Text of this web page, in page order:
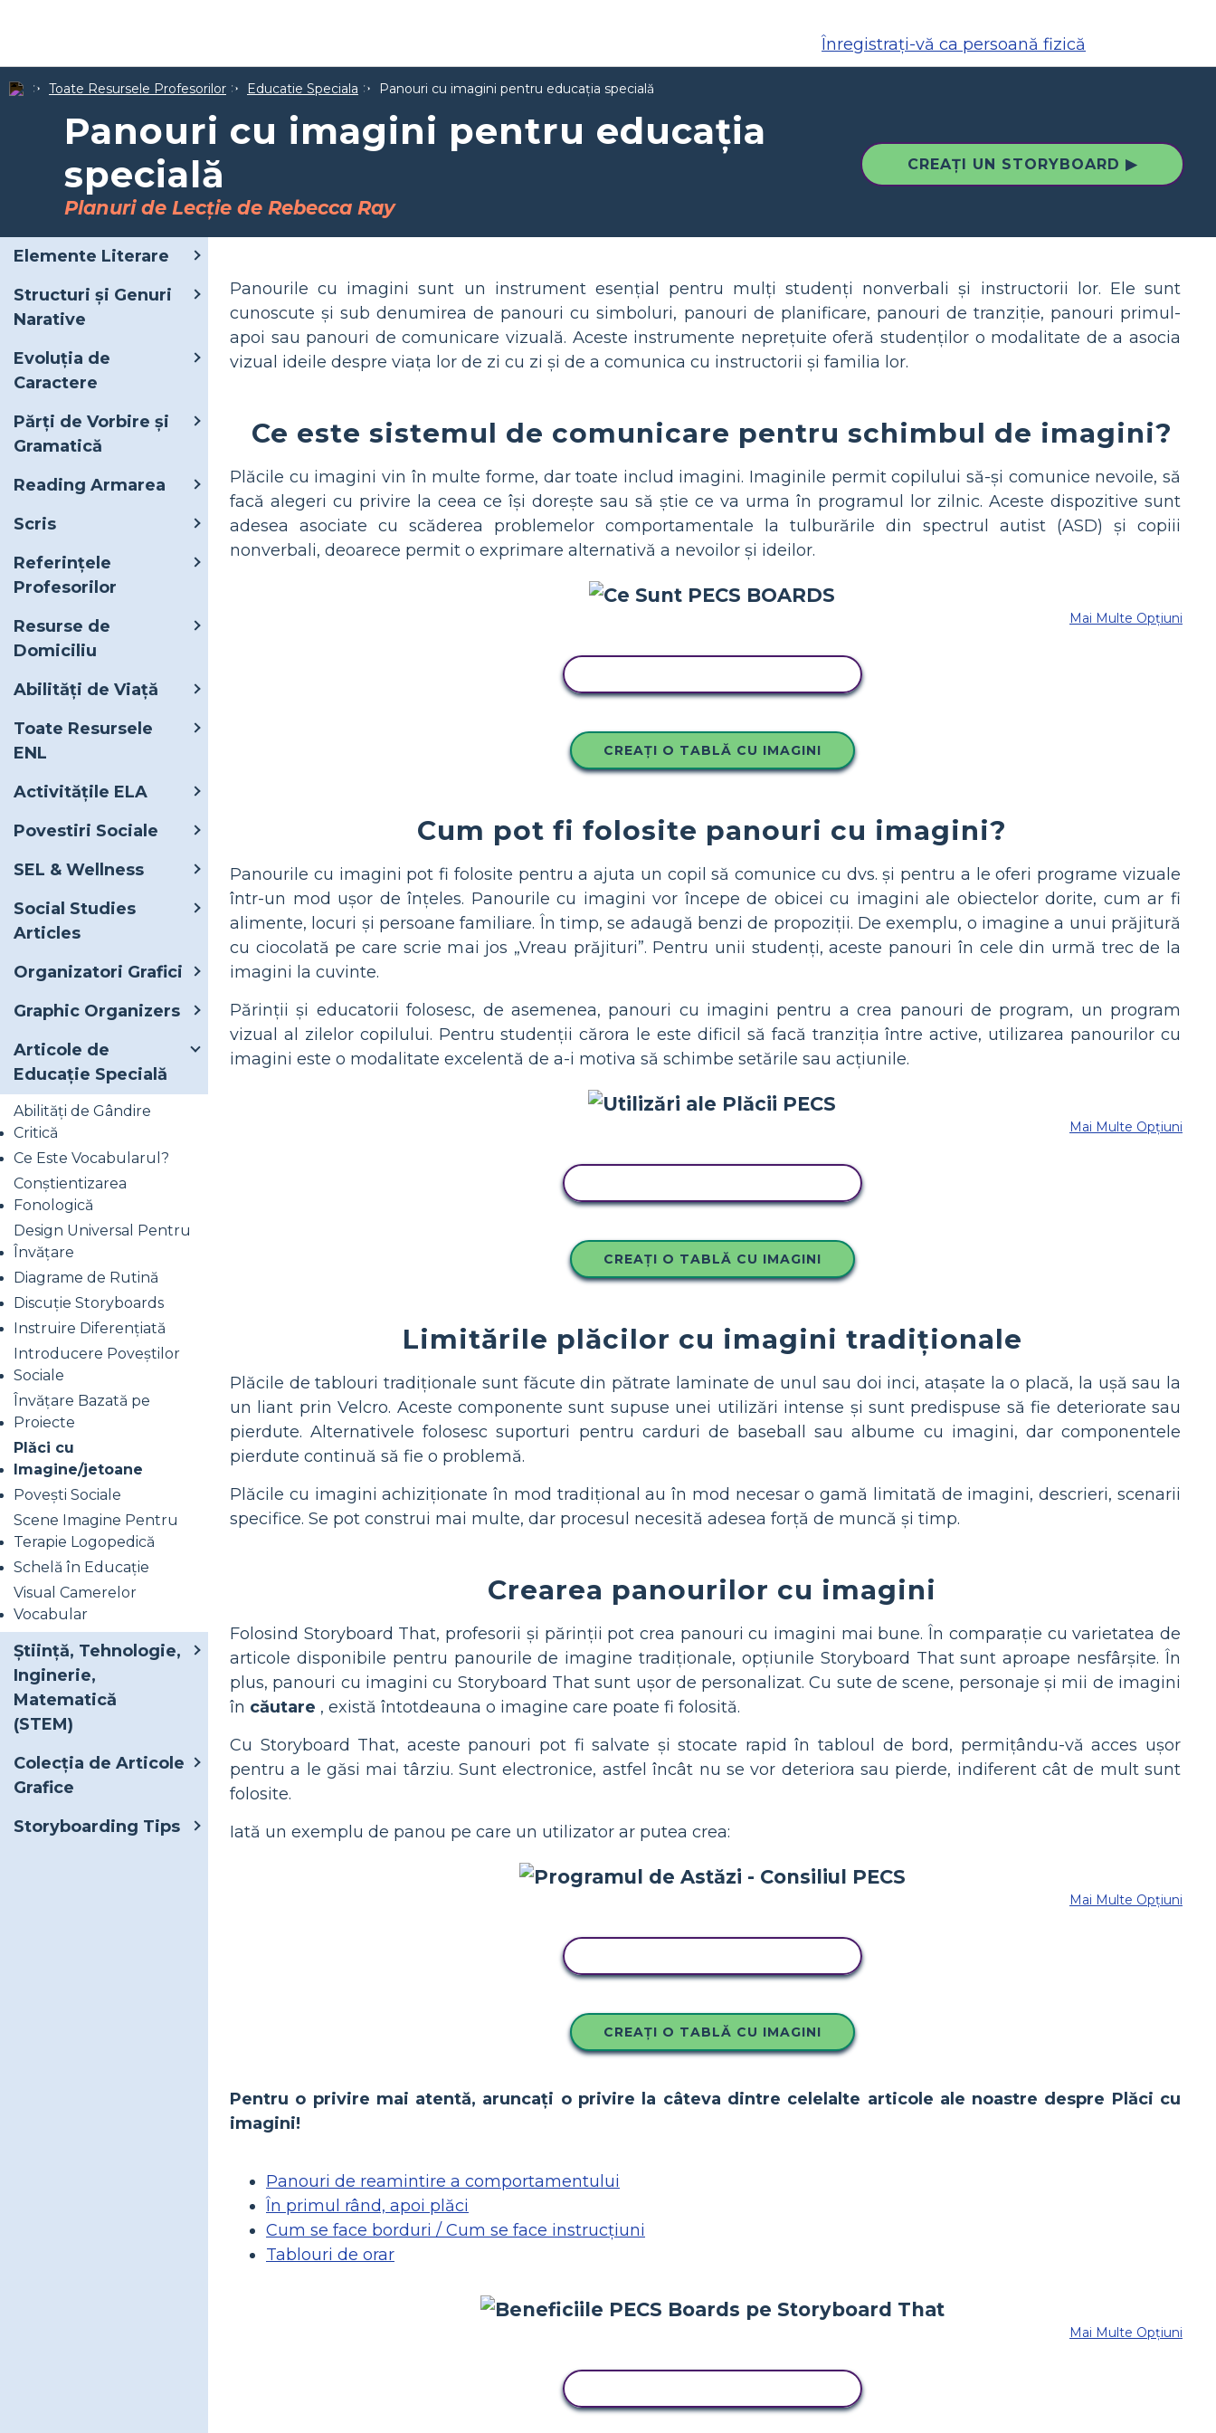
Înregistrați-vă ca persoană fizică
Toate Resursele Profesorilor Educatie Speciala Panouri cu imagini pentru educația specială
Panouri cu imagini pentru educația
specială
Planuri de Lecție de Rebecca Ray
CREAȚI UN STORYBOARD ▶
Elemente Literare
Structuri și Genuri
Narative
Evoluția de
Caractere
Părți de Vorbire și
Gramatică
Reading Armarea
Scris
Referințele
Profesorilor
Resurse de
Domiciliu
Abilități de Viață
Toate Resursele
ENL
Activitățile ELA
Povestiri Sociale
SEL & Wellness
Social Studies
Articles
Organizatori Grafici
Graphic Organizers
Articole de
Educație Specială
Abilități de Gândire
Critică
Ce Este Vocabularul?
Conștientizarea
Fonologică
Design Universal Pentru
Învățare
Diagrame de Rutină
Discuție Storyboards
Instruire Diferențiată
Introducere Poveștilor
Sociale
Învățare Bazată pe
Proiecte
Plăci cu
Imagine/jetoane
Povești Sociale
Scene Imagine Pentru
Terapie Logopedică
Schelă în Educație
Visual Camerelor
Vocabular
Știință, Tehnologie,
Inginerie,
Matematică
(STEM)
Colecția de Articole
Grafice
Storyboarding Tips
Panourile cu imagini sunt un instrument esențial pentru mulți studenți nonverbali și instructorii lor. Ele sunt
cunoscute și sub denumirea de panouri cu simboluri, panouri de planificare, panouri de tranziție, panouri primul-
apoi sau panouri de comunicare vizuală. Aceste instrumente neprețuite oferă studenților o modalitate de a asocia
vizual ideile despre viața lor de zi cu zi și de a comunica cu instructorii și familia lor.
Ce este sistemul de comunicare pentru schimbul de imagini?
Plăcile cu imagini vin în multe forme, dar toate includ imagini. Imaginile permit copilului să-și comunice nevoile, să
facă alegeri cu privire la ceea ce își dorește sau să știe ce va urma în programul lor zilnic. Aceste dispozitive sunt
adesea asociate cu scăderea problemelor comportamentale la tulburările din spectrul autist (ASD) și copiii
nonverbali, deoarece permit o exprimare alternativă a nevoilor și ideilor.
Mai Multe Opțiuni
CREAȚI O TABLĂ CU IMAGINI
Cum pot fi folosite panouri cu imagini?
Panourile cu imagini pot fi folosite pentru a ajuta un copil să comunice cu dvs. și pentru a le oferi programe vizuale
într-un mod ușor de înțeles. Panourile cu imagini vor începe de obicei cu imagini ale obiectelor dorite, cum ar fi
alimente, locuri și persoane familiare. În timp, se adaugă benzi de propoziții. De exemplu, o imagine a unui prăjitură
cu ciocolată pe care scrie mai jos „Vreau prăjituri”. Pentru unii studenți, aceste panouri în cele din urmă trec de la
imagini la cuvinte.
Părinții și educatorii folosesc, de asemenea, panouri cu imagini pentru a crea panouri de program, un program
vizual al zilelor copilului. Pentru studenții cărora le este dificil să facă tranziția între active, utilizarea panourilor cu
imagini este o modalitate excelentă de a-i motiva să schimbe setările sau acțiunile.
Mai Multe Opțiuni
CREAȚI O TABLĂ CU IMAGINI
Limitările plăcilor cu imagini tradiționale
Plăcile de tablouri tradiționale sunt făcute din pătrate laminate de unul sau doi inci, atașate la o placă, la ușă sau la
un liant prin Velcro. Aceste componente sunt supuse unei utilizări intense și sunt predispuse să fie deteriorate sau
pierdute. Alternativele folosesc suporturi pentru carduri de baseball sau albume cu imagini, dar componentele
pierdute continuă să fie o problemă.
Plăcile cu imagini achiziționate în mod tradițional au în mod necesar o gamă limitată de imagini, descrieri, scenarii
specifice. Se pot construi mai multe, dar procesul necesită adesea forță de muncă și timp.
Crearea panourilor cu imagini
Folosind Storyboard That, profesorii și părinții pot crea panouri cu imagini mai bune. În comparație cu varietatea de
articole disponibile pentru panourile de imagine tradiționale, opțiunile Storyboard That sunt aproape nesfârșite. În
plus, panouri cu imagini cu Storyboard That sunt ușor de personalizat. Cu sute de scene, personaje și mii de imagini
în căutare , există întotdeauna o imagine care poate fi folosită.
Cu Storyboard That, aceste panouri pot fi salvate și stocate rapid în tabloul de bord, permițându-vă acces ușor
pentru a le găsi mai târziu. Sunt electronice, astfel încât nu se vor deteriora sau pierde, indiferent cât de mult sunt
folosite.
Iată un exemplu de panou pe care un utilizator ar putea crea:
Mai Multe Opțiuni
CREAȚI O TABLĂ CU IMAGINI
Pentru o privire mai atentă, aruncați o privire la câteva dintre celelalte articole ale noastre despre Plăci cu
imagini!
Panouri de reamintire a comportamentului
În primul rând, apoi plăci
Cum se face borduri / Cum se face instrucțiuni
Tablouri de orar
Mai Multe Opțiuni